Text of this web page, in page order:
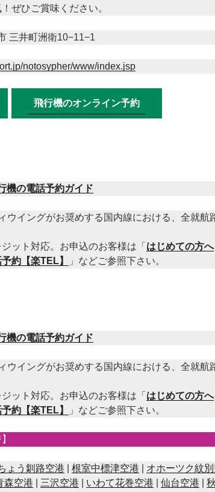
ぜひご賞味ください。
三井町洲衛10−11−1
notosypher/www/index.jsp
飛行機のオンライン予約
機の電話予約ガイド
ウイングがお奨めする国内線における、全就航
ット対応。お申込のお客様は「 はじめての方へ
約【楽TEL】 」などご参照下さい。
機の電話予約ガイド
ウイングがお奨めする国内線における、全就航
ット対応。お申込のお客様は「 はじめての方へ
約【楽TEL】 」などご参照下さい。
ょう釧路空港 根室中標津空港
オホーツク紋
森空港 三沢空港 いわて花巻空港 仙台空港